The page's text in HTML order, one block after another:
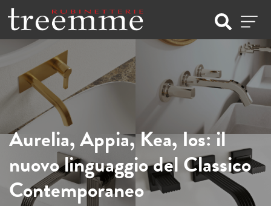
Aurelia, Appia, Kea, Ios: il
nuovo linguaggio del Classico
Contemporaneo